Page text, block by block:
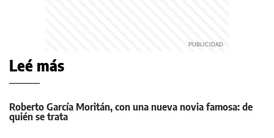
Leé más
Roberto García Moritán, con una nueva novia famosa: de
quién se trata